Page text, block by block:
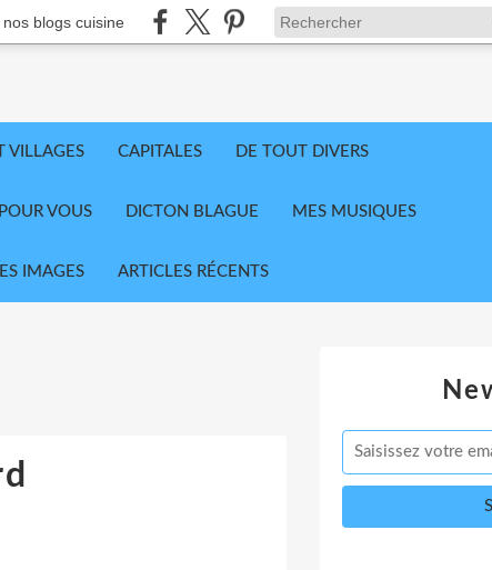
nos blogs cuisine
VILLAGES CAPITALES DE TOUT DIVERS
VOUS DICTON BLAGUE MES MUSIQUES
IMAGES ARTICLES RÉCENTS